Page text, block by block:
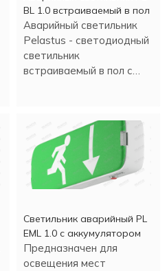
BL 1.0 встраиваемый в пол
Аварийный светильник
Pelastus - светодиодный
светильник
встраиваемый в пол с
Светильник аварийный PL
EML 1.0 с аккумулятором
Предназначен для
освещения мест